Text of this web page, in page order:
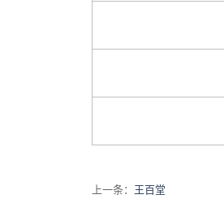
上一条： 王百堂